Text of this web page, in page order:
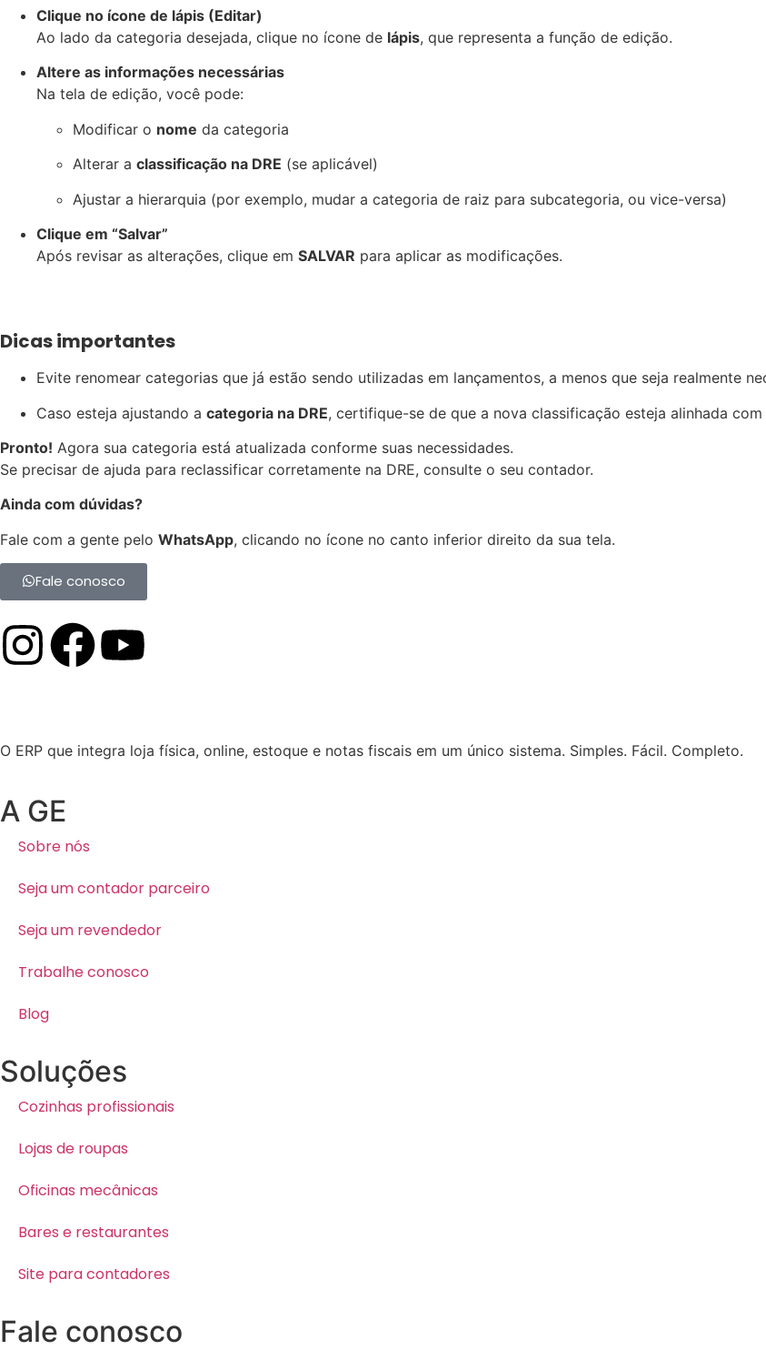
Clique no ícone de lápis (Editar)
Ao lado da categoria desejada, clique no ícone de lápis, que representa a função de edição.
Altere as informações necessárias
Na tela de edição, você pode:
Modificar o nome da categoria
Alterar a classificação na DRE (se aplicável)
Ajustar a hierarquia (por exemplo, mudar a categoria de raiz para subcategoria, ou vice-versa)
Clique em “Salvar”
Após revisar as alterações, clique em SALVAR para aplicar as modificações.
Dicas importantes
Evite renomear categorias que já estão sendo utilizadas em lançamentos, a menos que seja realmente
Caso esteja ajustando a categoria na DRE, certifique-se de que a nova classificação esteja alinhada
Pronto! Agora sua categoria está atualizada conforme suas necessidades.
Se precisar de ajuda para reclassificar corretamente na DRE, consulte o seu contador.
Ainda com dúvidas?
Fale com a gente pelo WhatsApp, clicando no ícone no canto inferior direito da sua tela.
Fale conosco
O ERP que integra loja física, online, estoque e notas fiscais em um único sistema. Simples. Fácil. Completo.
A GE
Sobre nós
Seja um contador parceiro
Seja um revendedor
Trabalhe conosco
Blog
Soluções
Cozinhas profissionais
Lojas de roupas
Oficinas mecânicas
Bares e restaurantes
Site para contadores
Fale conosco